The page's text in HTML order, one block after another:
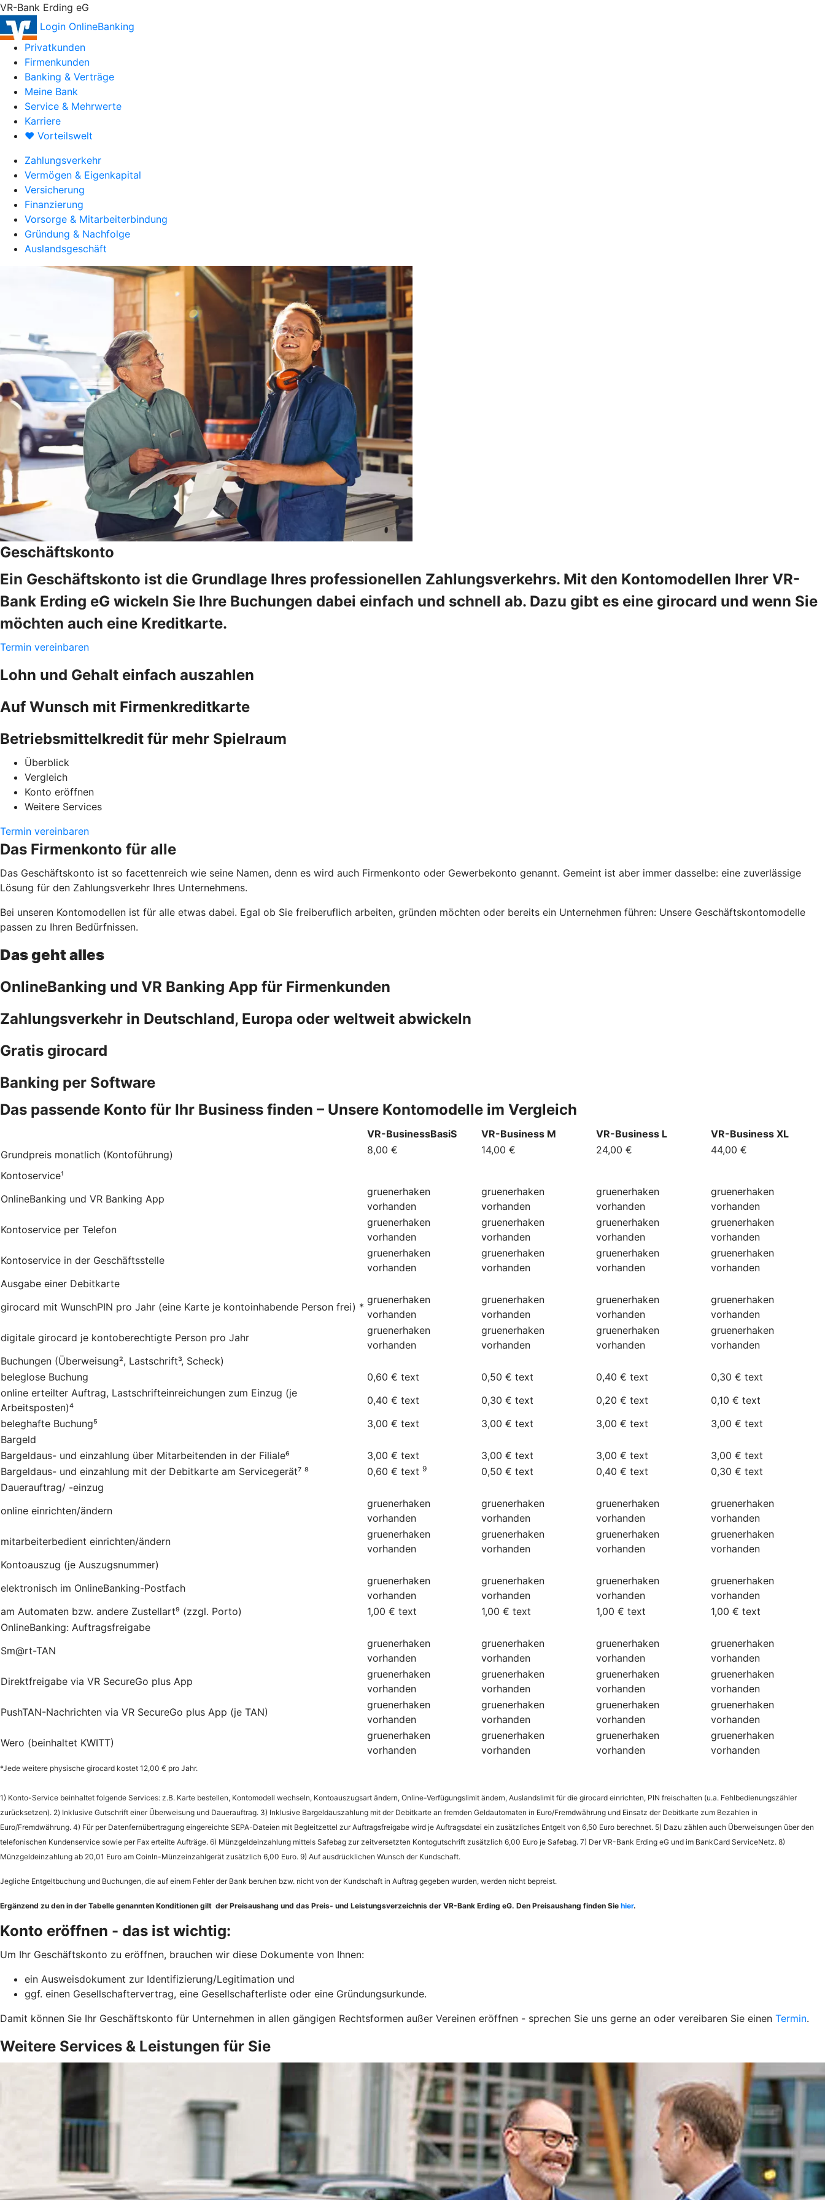
VR-Bank Erding eG
Login OnlineBanking
Privatkunden
Firmenkunden
Banking & Verträge
Meine Bank
Service & Mehrwerte
Karriere
♥ Vorteilswelt
Zahlungsverkehr
Vermögen & Eigenkapital
Versicherung
Finanzierung
Vorsorge & Mitarbeiterbindung
Gründung & Nachfolge
Auslandsgeschäft
Geschäftskonto
Ein Geschäftskonto ist die Grundlage Ihres professionellen Zahlungsverkehrs. Mit den Kontomodellen Ihrer VR-
Bank Erding eG wickeln Sie Ihre Buchungen dabei einfach und schnell ab. Dazu gibt es eine girocard und wenn Sie
möchten auch eine Kreditkarte.
Termin vereinbaren
Lohn und Gehalt einfach auszahlen
Auf Wunsch mit Firmenkreditkarte
Betriebsmittelkredit für mehr Spielraum
Überblick
Vergleich
Konto eröffnen
Weitere Services
Termin vereinbaren
Das Firmenkonto für alle
Das Geschäftskonto ist so facettenreich wie seine Namen, denn es wird auch Firmenkonto oder Gewerbekonto genannt. Gemeint ist aber immer dasselbe: eine zuverlässige
Lösung für den Zahlungsverkehr Ihres Unternehmens.
Bei unseren Kontomodellen ist für alle etwas dabei. Egal ob Sie freiberuflich arbeiten, gründen möchten oder bereits ein Unternehmen führen: Unsere Geschäftskontomodelle
passen zu Ihren Bedürfnissen.
Das geht alles
OnlineBanking und VR Banking App für Firmenkunden
Zahlungsverkehr in Deutschland, Europa oder weltweit abwickeln
Gratis girocard
Banking per Software
Das passende Konto für Ihr Business finden – Unsere Kontomodelle im Vergleich
VR-BusinessBasiS VR-Business M VR-Business L
VR-Business XL
Grundpreis monatlich (Kontoführung)
8,00 € 14,00 € 24,00 € 44,00 €
Kontoservice¹
OnlineBanking und VR Banking App
gruenerhaken
vorhanden
gruenerhaken
vorhanden
gruenerhaken
vorhanden
gruenerhaken
vorhanden
Kontoservice per Telefon
gruenerhaken
vorhanden
gruenerhaken
vorhanden
gruenerhaken
vorhanden
gruenerhaken
vorhanden
Kontoservice in der Geschäftsstelle
gruenerhaken
vorhanden
gruenerhaken
vorhanden
gruenerhaken
vorhanden
gruenerhaken
vorhanden
Ausgabe einer Debitkarte
girocard mit WunschPIN pro Jahr (eine Karte je kontoinhabende Person frei) *
gruenerhaken
vorhanden
gruenerhaken
vorhanden
gruenerhaken
vorhanden
gruenerhaken
vorhanden
digitale girocard je kontoberechtigte Person pro Jahr
gruenerhaken
vorhanden
gruenerhaken
vorhanden
gruenerhaken
vorhanden
gruenerhaken
vorhanden
Buchungen (Überweisung², Lastschrift³, Scheck)
beleglose Buchung
0,60 € text 0,50 € text 0,40 € text 0,30 € text
online erteilter Auftrag, Lastschrifteinreichungen zum Einzug (je
Arbeitsposten)⁴
0,40 € text 0,30 € text 0,20 € text 0,10 € text
beleghafte Buchung⁵
3,00 € text 3,00 € text 3,00 € text 3,00 € text
Bargeld
Bargeldaus- und einzahlung über Mitarbeitenden in der Filiale⁶
3,00 € text 3,00 € text 3,00 € text 3,00 € text
Bargeldaus- und einzahlung mit der Debitkarte am Servicegerät⁷ ⁸
0,60 € text 9 0,50 € text 0,40 € text 0,30 € text
Dauerauftrag/ -einzug
online einrichten/ändern
gruenerhaken
vorhanden
gruenerhaken
vorhanden
gruenerhaken
vorhanden
gruenerhaken
vorhanden
mitarbeiterbedient einrichten/ändern
gruenerhaken
vorhanden
gruenerhaken
vorhanden
gruenerhaken
vorhanden
gruenerhaken
vorhanden
Kontoauszug (je Auszugsnummer)
elektronisch im OnlineBanking-Postfach
gruenerhaken
vorhanden
gruenerhaken
vorhanden
gruenerhaken
vorhanden
gruenerhaken
vorhanden
am Automaten bzw. andere Zustellart⁹ (zzgl. Porto)
1,00 € text 1,00 € text 1,00 € text 1,00 € text
OnlineBanking: Auftragsfreigabe
Sm@rt-TAN
gruenerhaken
vorhanden
gruenerhaken
vorhanden
gruenerhaken
vorhanden
gruenerhaken
vorhanden
Direktfreigabe via VR SecureGo plus App
gruenerhaken
vorhanden
gruenerhaken
vorhanden
gruenerhaken
vorhanden
gruenerhaken
vorhanden
PushTAN-Nachrichten via VR SecureGo plus App (je TAN)
gruenerhaken
vorhanden
gruenerhaken
vorhanden
gruenerhaken
vorhanden
gruenerhaken
vorhanden
Wero (beinhaltet KWITT)
gruenerhaken
vorhanden
gruenerhaken
vorhanden
gruenerhaken
vorhanden
gruenerhaken
vorhanden
*Jede weitere physische girocard kostet 12,00 € pro Jahr.
1) Konto-Service beinhaltet folgende Services: z.B. Karte bestellen, Kontomodell wechseln, Kontoauszugsart ändern, Online-Verfügungslimit ändern, Auslandslimit für die girocard einrichten, PIN freischalten (u.a. Fehlbedienungszähler
zurücksetzen). 2) Inklusive Gutschrift einer Überweisung und Dauerauftrag. 3) Inklusive Bargeldauszahlung mit der Debitkarte an fremden Geldautomaten in Euro/Fremdwährung und Einsatz der Debitkarte zum Bezahlen in
Euro/Fremdwährung. 4) Für per Datenfernübertragung eingereichte SEPA-Dateien mit Begleitzettel zur Auftragsfreigabe wird je Auftragsdatei ein zusätzliches Entgelt von 6,50 Euro berechnet. 5) Dazu zählen auch Überweisungen über den
telefonischen Kundenservice sowie per Fax erteilte Aufträge. 6) Münzgeldeinzahlung mittels Safebag zur zeitversetzten Kontogutschrift zusätzlich 6,00 Euro je Safebag. 7) Der VR-Bank Erding eG und im BankCard ServiceNetz. 8)
Münzgeldeinzahlung ab 20,01 Euro am CoinIn-Münzeinzahlgerät zusätzlich 6,00 Euro. 9) Auf ausdrücklichen Wunsch der Kundschaft.
Jegliche Entgeltbuchung und Buchungen, die auf einem Fehler der Bank beruhen bzw. nicht von der Kundschaft in Auftrag gegeben wurden, werden nicht bepreist.
Ergänzend zu den in der Tabelle genannten Konditionen gilt der Preisaushang und das Preis- und Leistungsverzeichnis der VR-Bank Erding eG. Den Preisaushang finden Sie hier.
Konto eröffnen - das ist wichtig:
Um Ihr Geschäftskonto zu eröffnen, brauchen wir diese Dokumente von Ihnen:
ein Ausweisdokument zur Identifizierung/Legitimation und
ggf. einen Gesellschaftervertrag, eine Gesellschafterliste oder eine Gründungsurkunde.
Damit können Sie Ihr Geschäftskonto für Unternehmen in allen gängigen Rechtsformen außer Vereinen eröffnen - sprechen Sie uns gerne an oder vereibaren Sie einen Termin.
Weitere Services & Leistungen für Sie